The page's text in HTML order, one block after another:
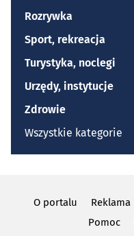
Rozrywka
Sport, rekreacja
Turystyka, noclegi
Urzędy, instytucje
Zdrowie
Wszystkie kategorie
O portalu Reklama
Pomoc